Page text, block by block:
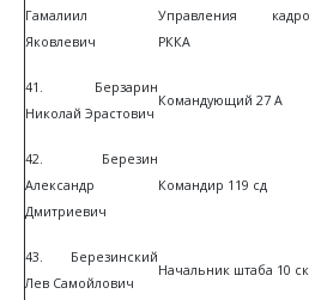
Гамалиил
Яковлевич
Управления
РККА
41. Берзарин
Николай Эрастович
Командующий 27 А
42. Березин
Александр
Дмитриевич
Командир 119 сд
43. Березинский
Лев Самойлович
Начальник штаба 10 ск